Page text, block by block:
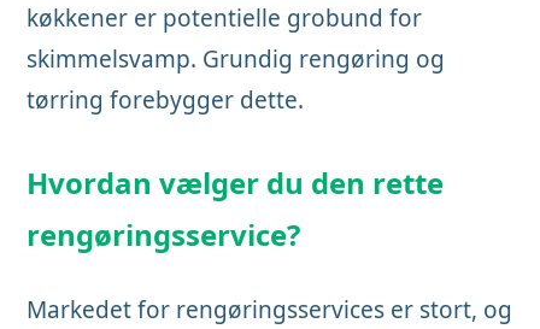
køkkener er potentielle grobund for
skimmelsvamp. Grundig rengøring og
tørring forebygger dette.
Hvordan vælger du den rette
rengøringsservice?
Markedet for rengøringsservices er stort, og